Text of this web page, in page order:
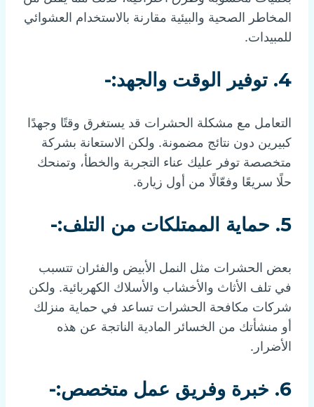
المخاطر الصحية والبيئية مقارنة بالاستخدام العشوائي
للمبيدات.
4. توفير الوقت والجهد:-
التعامل مع مشكلة الحشرات قد يستغرق وقتًا وجهدًا
كبيرين دون نتائج مضمونة. ولكن الاستعانة بشركة
متخصصة توفر عليك عناء التجربة والخطأ، وتمنحك
حلًا سريعًا وفعّالًا من أول زيارة.
5. حماية الممتلكات من التلف:-
بعض الحشرات مثل النمل الأبيض والفئران تتسبب
في تلف الأثاث والأخشاب والأسلاك الكهربائية. ولكن
شركات مكافحة الحشرات تساعد في حماية منزلك
أو منشأتك من الخسائر المادية الناتجة عن هذه
الأضرار.
6. خبرة وفريق عمل متخصص:-